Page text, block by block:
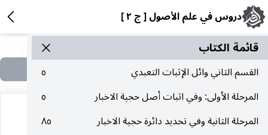
دروس في علم الأصول [ ج ٢ ]
قائمة الکتاب
القسم الثاني وائل الإثبات التعبدي
٥
المرحلة الأولى: وفي اثبات أصل حجية الاخبار
٥
المرحلة الثانية وفي تحديد دائرة حجية الاخبار
٨٥